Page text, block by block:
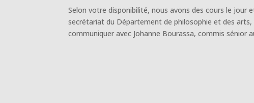
Selon votre disponibilité, nous avons des cours le jour
secrétariat du Département de philosophie et des
communiquer avec Johanne Bourassa, commis sénior